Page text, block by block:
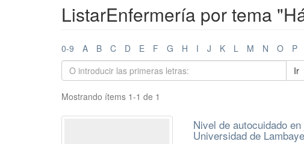
ListarEnfermería por tema
0-9 A B C D E F G H I J K L M N O P
Ir
Mostrando ítems 1-1 de 1
Nivel de autocuidado
Universidad de